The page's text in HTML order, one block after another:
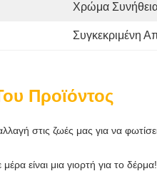
Χρώμα
Συγκεκριμένη
Προϊόντος
στις ζωές μας για να
είναι μια γιορτή για το δέρμα!